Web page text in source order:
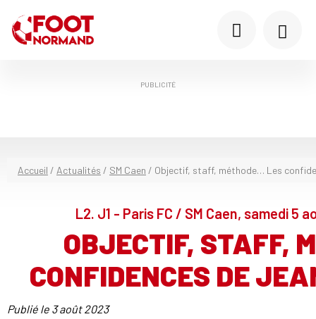
PUBLICITÉ
Accueil / Actualités / SM Caen / Objectif, staff, méthode… Les
L2. J1 - Paris FC / SM Caen, samedi 5
OBJECTIF, STAFF,
CONFIDENCES DE
Publié le 3 août 2023